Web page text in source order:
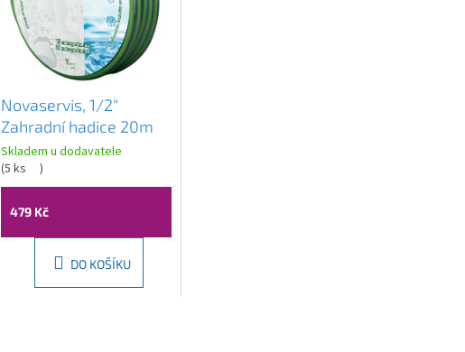
Novaservis, 1/2"
Zahradní hadice 20m
plast, DY5120
Skladem u dodavatele
(5 ks )
479 Kč
DO KOŠÍKU